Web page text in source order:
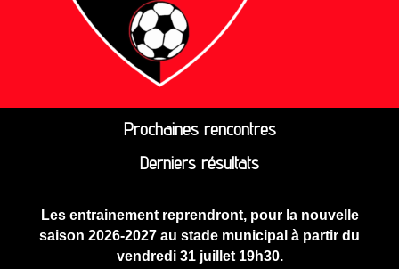
Prochaines rencontres
Derniers résultats
Les entrainement reprendront, pour la nouvelle
saison 2026-2027 au stade municipal à partir du
vendredi 31 juillet 19h30.